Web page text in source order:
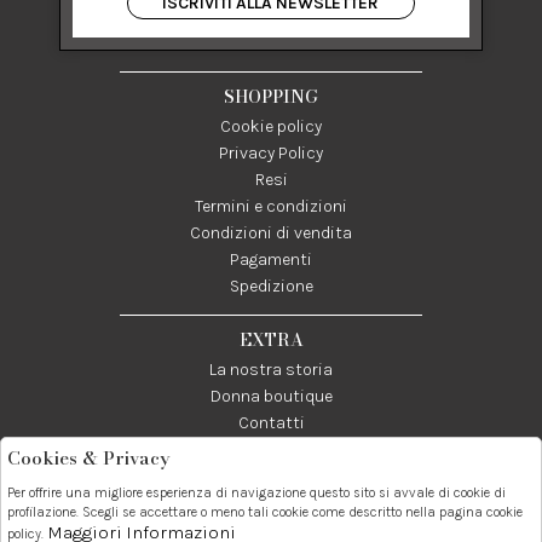
84122 Salerno Italia
P IVA 03024950655
SHOPPING
Cookie policy
Privacy Policy
Resi
Termini e condizioni
Condizioni di vendita
Pagamenti
Spedizione
EXTRA
La nostra storia
Donna boutique
Contatti
Telefono:
089237858
Whatsapp:
3338855601
Contatti:
info@donna1981.it
Cookies & Privacy
Per offrire una migliore esperienza di navigazione questo sito si avvale di cookie di
profilazione. Scegli se accettare o meno tali cookie come descritto nella pagina cookie
policy. Maggiori Informazioni